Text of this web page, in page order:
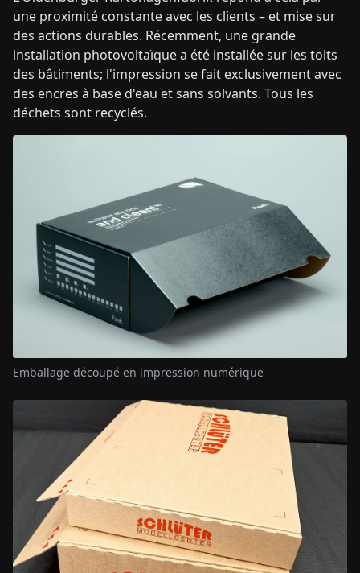
une proximité constante avec les clients – et mise sur
des actions durables. Récemment, une grande
installation photovoltaïque a été installée sur les toits
des bâtiments; l'impression se fait exclusivement avec
des encres à base d'eau et sans solvants. Tous les
déchets sont recyclés.
Emballage découpé en impression numérique